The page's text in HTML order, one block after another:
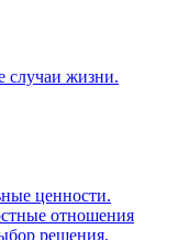
случаи жизни.
ценности.
отношения
решения.